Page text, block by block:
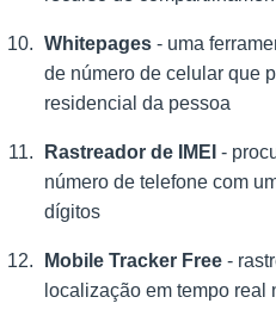
Whitepages - uma
de número de celular que
residencial da pessoa
Rastreador de IMEI -
número de telefone com
dígitos
Mobile Tracker Free -
localização em tempo real